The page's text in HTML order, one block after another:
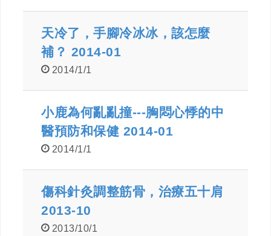
天冷了，手腳冷冰冰，該怎麼
補？ 2014-01
2014/1/1
小鹿為何亂亂撞---胸悶心悸的中
醫預防和保健 2014-01
2014/1/1
傷科針灸調整筋骨，治療五十肩
2013-10
2013/10/1